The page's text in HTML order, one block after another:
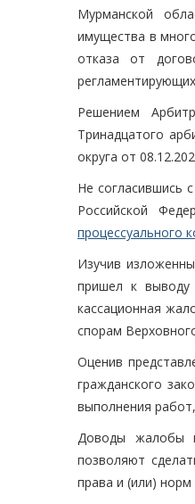
Мурманской
имущества в
отказа от
Решением
Тринадцатого
округа от
Не согласившись
Российской
процессуального
Изучив
пришел к выводу
кассационная
спорам
Оценив
гражданского
выполнения
Доводы жалобы
позволяют
права и (или) норм